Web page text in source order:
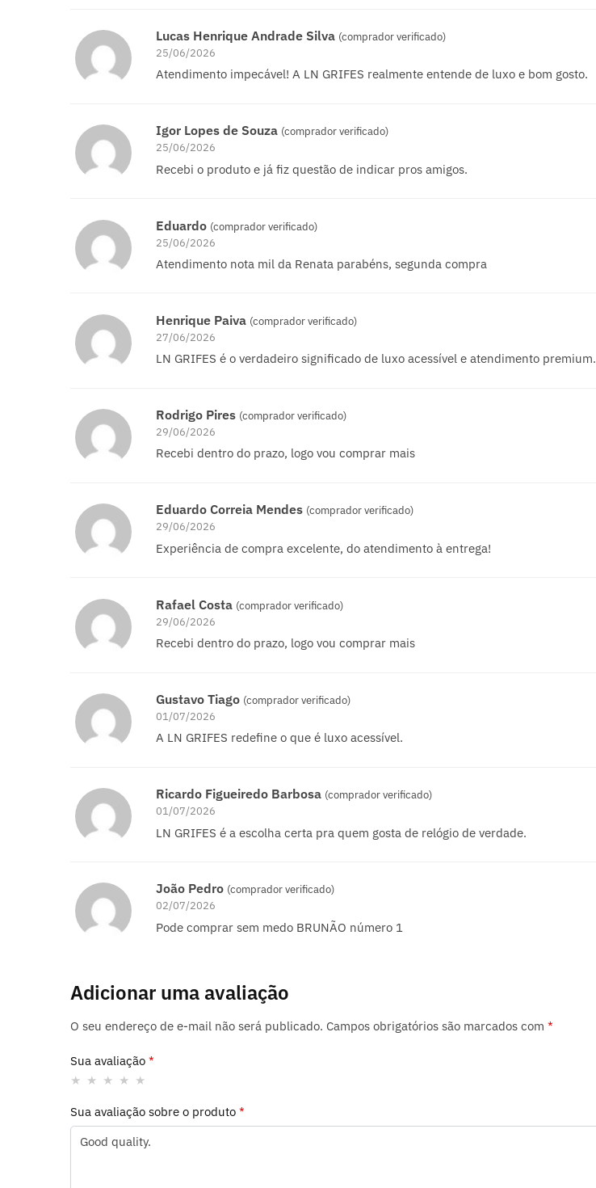
Lucas Henrique Andrade Silva (comprador verificado)
25/06/2026
Atendimento impecável! A LN GRIFES realmente entende de luxo e bom gosto.
Igor Lopes de Souza (comprador verificado)
25/06/2026
Recebi o produto e já fiz questão de indicar pros amigos.
Eduardo (comprador verificado)
25/06/2026
Atendimento nota mil da Renata parabéns, segunda compra
Henrique Paiva (comprador verificado)
27/06/2026
LN GRIFES é o verdadeiro significado de luxo acessível e atendimento premium.
Rodrigo Pires (comprador verificado)
29/06/2026
Recebi dentro do prazo, logo vou comprar mais
Eduardo Correia Mendes (comprador verificado)
29/06/2026
Experiência de compra excelente, do atendimento à entrega!
Rafael Costa (comprador verificado)
29/06/2026
Recebi dentro do prazo, logo vou comprar mais
Gustavo Tiago (comprador verificado)
01/07/2026
A LN GRIFES redefine o que é luxo acessível.
Ricardo Figueiredo Barbosa (comprador verificado)
01/07/2026
LN GRIFES é a escolha certa pra quem gosta de relógio de verdade.
João Pedro (comprador verificado)
02/07/2026
Pode comprar sem medo BRUNÃO número 1
Adicionar uma avaliação
O seu endereço de e-mail não será publicado. Campos obrigatórios são marcados com*
Sua avaliação*
Sua avaliação sobre o produto*